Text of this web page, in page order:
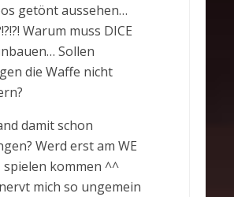
getönt aussehen…
Warum muss DICE
Sollen
die Waffe nicht
damit schon
Werd erst am WE
spielen kommen ^^
mich so ungemein